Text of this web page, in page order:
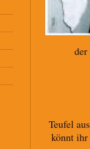
Teufel
könnt ihr